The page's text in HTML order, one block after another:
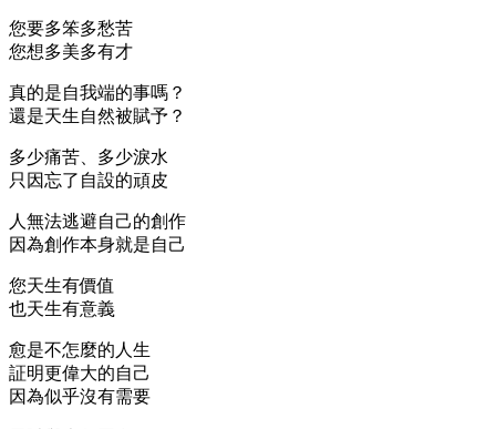
您要多笨多愁苦
您想多美多有才
真的是自我端的事嗎？
還是天生自然被賦予？
多少痛苦、多少淚水
只因忘了自設的頑皮
人無法逃避自己的創作
因為創作本身就是自己
您天生有價值
也天生有意義
愈是不怎麼的人生
証明更偉大的自己
因為似乎沒有需要